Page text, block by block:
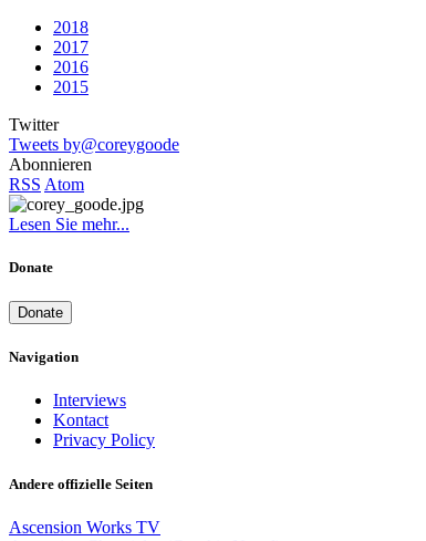
2018
2017
2016
2015
Twitter
Tweets by@coreygoode
Abonnieren
RSS Atom
Lesen Sie mehr...
Donate
Donate
Navigation
Interviews
Kontact
Privacy Policy
Andere offizielle Seiten
Ascension Works TV